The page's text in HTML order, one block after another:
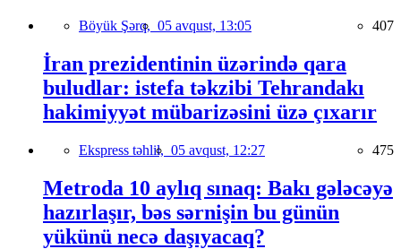
Böyük Şərq, 05 avqust, 13:05 407
İran prezidentinin üzərində qara
buludlar: istefa təkzibi Tehrandakı
hakimiyyət mübarizəsini üzə çıxarır
Ekspress təhlil, 05 avqust, 12:27 475
Metroda 10 aylıq sınaq: Bakı gələcəyə
hazırlaşır, bəs sərnişin bu günün
yükünü necə daşıyacaq?